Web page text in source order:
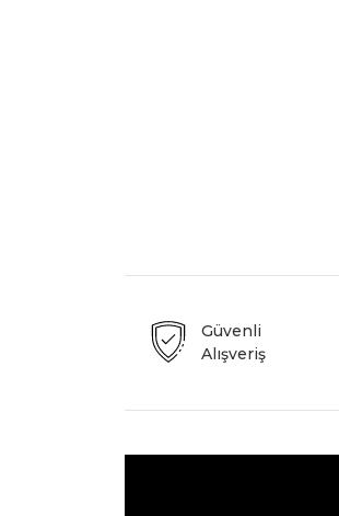
Güvenli
Alışveriş